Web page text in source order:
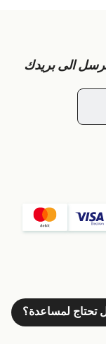
الى بريدك
لمساعدة؟